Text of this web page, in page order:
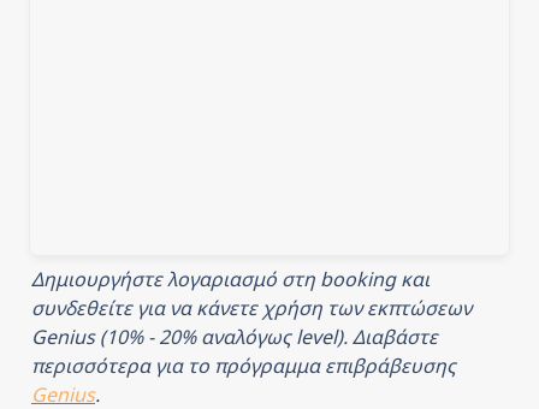
Δημιουργήστε λογαριασμό στη booking και
συνδεθείτε για να κάνετε χρήση των εκπτώσεων
Genius (10% - 20% αναλόγως level). Διαβάστε
περισσότερα για το πρόγραμμα επιβράβευσης
Genius.